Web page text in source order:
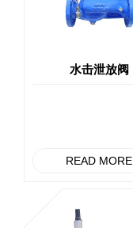
水击泄放阀
READ MORE